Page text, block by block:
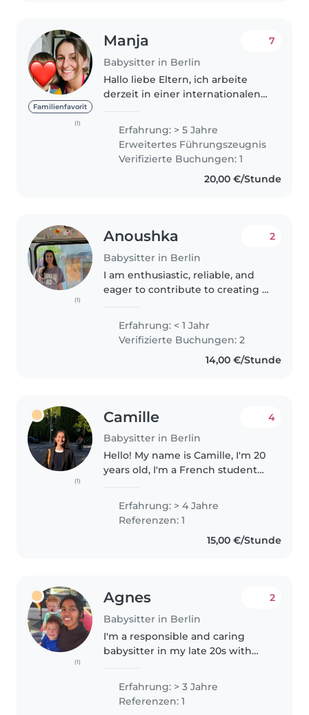
Familienfavorit
(1)
Manja
Babysitter in Berlin
7
Hallo liebe Eltern, ich arbeite
derzeit in einer internationalen
arbeite nebenbei im der
Kinderbetreuung. Ich bin
zusätzlich Tante von 2 Neffen (3
und..
Erfahrung: > 5 Jahre
Erweitertes Führungszeugnis
Verifizierte Buchungen: 1
20,00 €/Stunde
(1)
Anoushka
Babysitter in Berlin
2
I am enthusiastic, reliable, and
eager to contribute to creating a
in my ability to quickly learn and
adapt to the specific..
Erfahrung: < 1 Jahr
Verifizierte Buchungen: 2
14,00 €/Stunde
(1)
Camille
Babysitter in Berlin
4
Hello! My name is Camille, I'm 20
years old, I'm a French student
September to the end of April
for my final year of bachelor
Erfahrung: > 4 Jahre
Referenzen: 1
15,00 €/Stunde
(1)
Agnes
Babysitter in Berlin
2
I'm a responsible and caring
babysitter in my late 20s with
looking after children of all ages.
I'm currently pursuing a master's
degree at FU Berlin and..
Erfahrung: > 3 Jahre
Referenzen: 1